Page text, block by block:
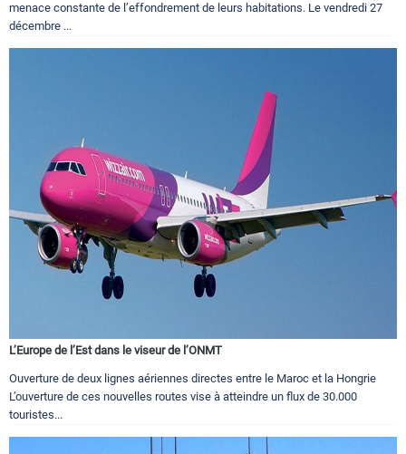
menace constante de l’effondrement de leurs habitations. Le vendredi 27
décembre ...
L’Europe de l’Est dans le viseur de l’ONMT
Ouverture de deux lignes aériennes directes entre le Maroc et la Hongrie
L’ouverture de ces nouvelles routes vise à atteindre un flux de 30.000
touristes...